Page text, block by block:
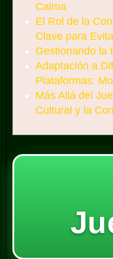
Calma
El Rol de la
Clave para
Gestionando la
Adaptación a
Plataformas:
Más Allá del
Cultural y la